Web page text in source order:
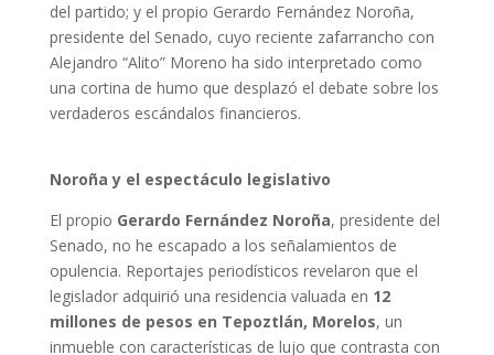
del partido; y el propio Gerardo Fernández Noroña,
presidente del Senado, cuyo reciente zafarrancho con
Alejandro “Alito” Moreno ha sido interpretado como
una cortina de humo que desplazó el debate sobre los
verdaderos escándalos financieros.
Noroña y el espectáculo legislativo
El propio Gerardo Fernández Noroña, presidente del
Senado, no he escapado a los señalamientos de
opulencia. Reportajes periodísticos revelaron que el
legislador adquirió una residencia valuada en 12
millones de pesos en Tepoztlán, Morelos, un
inmueble con características de lujo que contrasta con